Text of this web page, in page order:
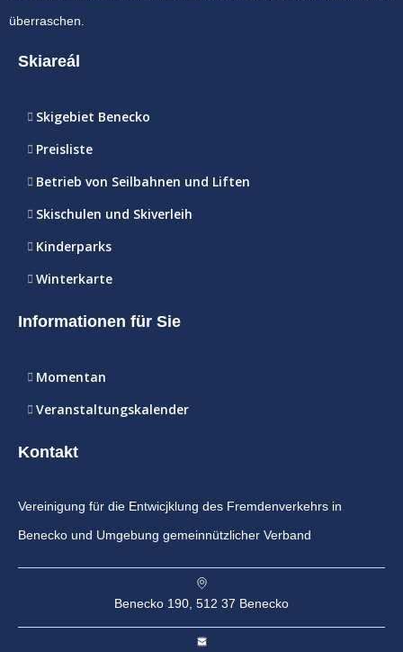
überraschen.
Skiareál
Skigebiet Benecko
Preisliste
Betrieb von Seilbahnen und Liften
Skischulen und Skiverleih
Kinderparks
Winterkarte
Informationen für Sie
Momentan
Veranstaltungskalender
Kontakt
Vereinigung für die Entwicjklung des Fremdenverkehrs in
Benecko und Umgebung gemeinnützlicher Verband
Benecko 190, 512 37 Benecko